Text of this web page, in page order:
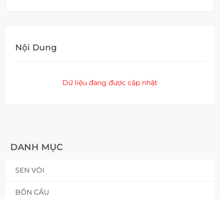
DANH MỤC
SEN VÒI
BỒN CẦU
Nội Dung
Dữ liệu đang được cập nhật